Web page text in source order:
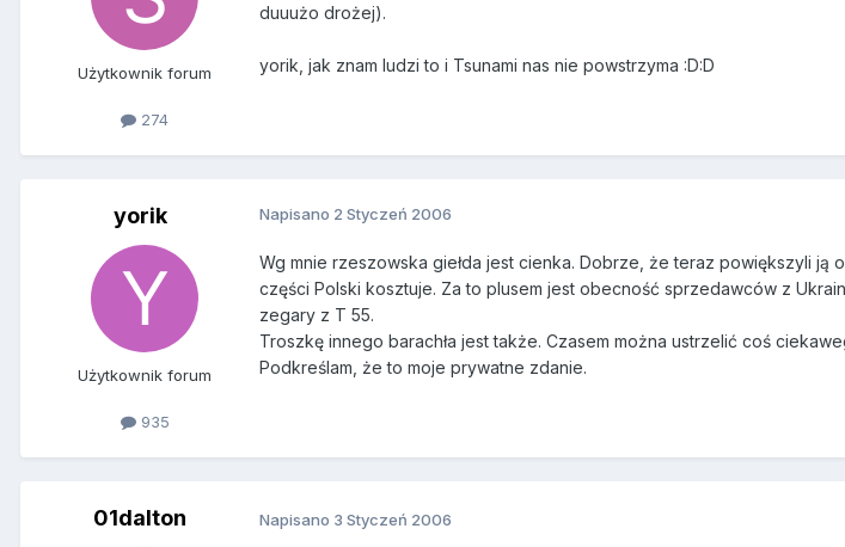
Użytkownik forum
274
duuużo drożej).
yorik, jak znam ludzi to i Tsunami nas nie powstrzyma :D:D
yorik
Użytkownik forum
935
Napisano 2 Styczeń 2006
Wg mnie rzeszowska giełda jest cienka. Dobrze, że teraz powiększyli
części Polski kosztuje. Za to plusem jest obecność sprzedawców z
zegary z T 55.
Troszkę innego barachła jest także. Czasem można ustrzelić coś
Podkreślam, że to moje prywatne zdanie.
01dalton Napisano 3 Styczeń 2006